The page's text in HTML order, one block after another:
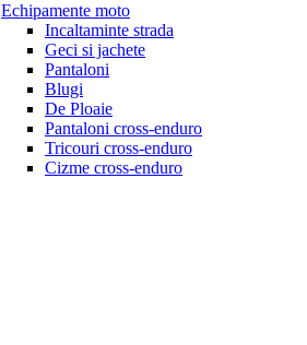
Echipamente moto
Incaltaminte strada
Geci si jachete
Pantaloni
Blugi
De Ploaie
Pantaloni cross-enduro
Tricouri cross-enduro
Cizme cross-enduro